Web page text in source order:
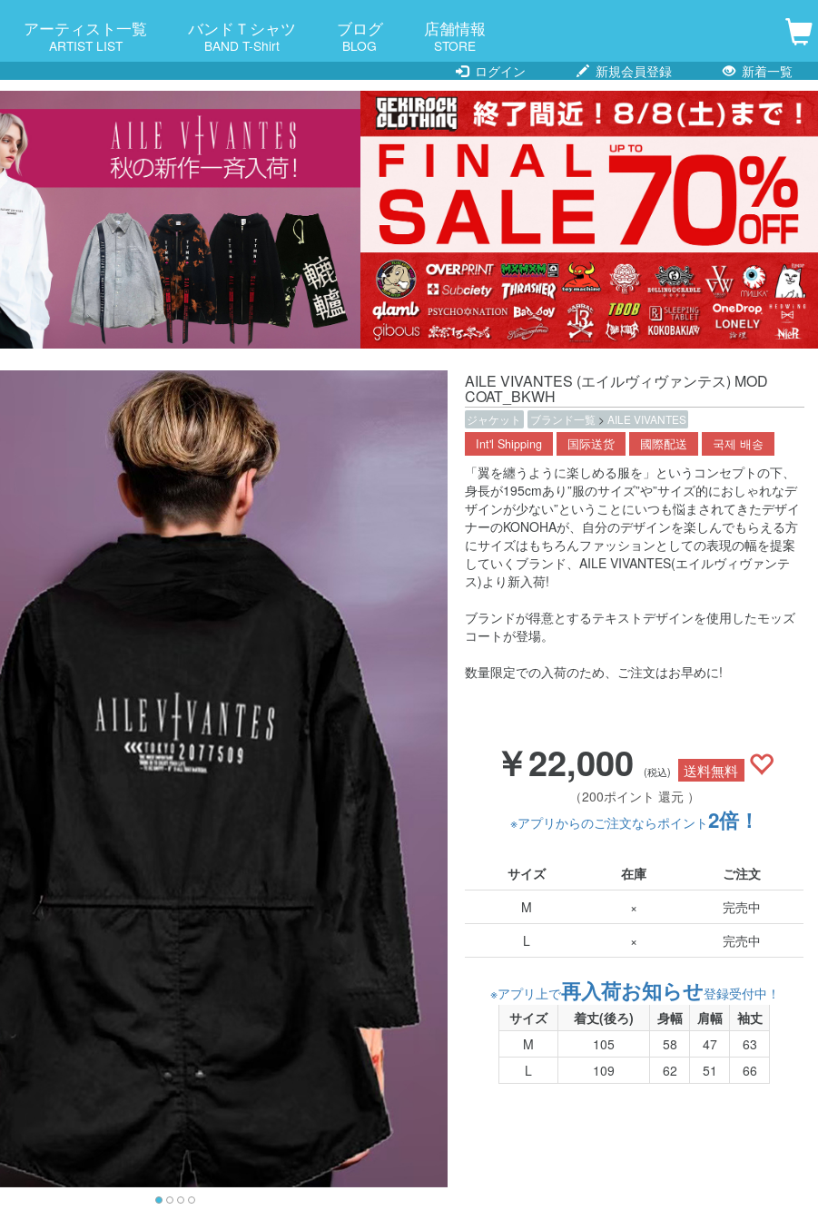
アーティスト一覧
ARTIST LIST
バンドＴシャツ
BAND T-Shirt
ブログ
BLOG
店舗情報
STORE
ログイン
新規会員登録 新着一覧
AILE VIVANTES (エイルヴィヴァンテス) MOD
COAT_BKWH
ジャケット ブランド一覧 > AILE VIVANTES
Int'l Shipping 国际送货 國際配送 국제 배송
「翼を纏うように楽しめる服を」というコンセプトの下、
身長が195cmあり”服のサイズ”や”サイズ的におしゃれなデ
ザインが少ない”ということにいつも悩まされてきたデザイ
ナーのKONOHAが、自分のデザインを楽しんでもらえる方
にサイズはもちろんファッションとしての表現の幅を提案
していくブランド、AILE VIVANTES(エイルヴィヴァンテ
ス)より新入荷!
ブランドが得意とするテキストデザインを使用したモッズ
コートが登場。
数量限定での入荷のため、ご注文はお早めに!
￥22,000 (税込) 送料無料
（200ポイント 還元 ）
※アプリからのご注文ならポイント2倍！
サイズ 在庫
ご注文
M
×
完売中
L
× 完売中
※アプリ上で再入荷お知らせ登録受付中！
サイズ
着丈(後ろ) 身幅 肩幅
袖丈
M
105 58 47
63
L
109 62 51 66